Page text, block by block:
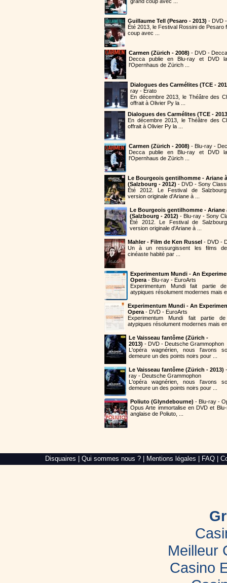
Guillaume Tell (Pesaro - 2013) - DVD
Été 2013, le Festival Rossini de Pesaro
coup avec ...
Carmen (Zürich - 2008) - DVD - Decca
Decca publie en Blu-ray et DVD
l'Opernhaus de Zürich ...
Dialogues des Carmélites (TCE -
ray - Erato
En décembre 2013, le Théâtre des
offrait à Olivier Py la ...
Dialogues des Carmélites (TCE -
En décembre 2013, le Théâtre des
offrait à Olivier Py la ...
Carmen (Zürich - 2008) - Blu-ray -
Decca publie en Blu-ray et DVD
l'Opernhaus de Zürich ...
Le Bourgeois gentilhomme - Ariane
(Salzbourg - 2012) - DVD - Sony
Été 2012. Le Festival de
version originale d'Ariane à ...
Le Bourgeois gentilhomme - Ariane
(Salzbourg - 2012) - Blu-ray - Sony
Été 2012. Le Festival de
version originale d'Ariane à ...
Mahler - Film de Ken Russel - DVD -
Un à un ressurgissent les films
cinéaste habité par ...
Experimentum Mundi - An
Opera - Blu-ray - EuroArts
Experimentum Mundi fait partie
atypiques résolument modernes mais
Experimentum Mundi - An
Opera - DVD - EuroArts
Experimentum Mundi fait partie
atypiques résolument modernes mais
Le Vaisseau fantôme (Zürich -
2013) - DVD - Deutsche Grammophon
L'opéra wagnérien, nous l'avons
demeure un des points noirs pour ...
Le Vaisseau fantôme (Zürich - 2013)
ray - Deutsche Grammophon
L'opéra wagnérien, nous l'avons
demeure un des points noirs pour ...
Poliuto (Glyndebourne) - Blu-ray -
Opus Arte immortalise en DVD et
anglaise de Poliuto, ...
Disquaires Qui sommes nous ? Mentions légales FAQ
Web,
Meilleur
Casino